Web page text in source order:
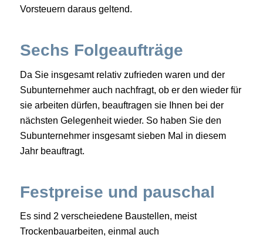
Vorsteuern daraus geltend.
Sechs Folgeaufträge
Da Sie insgesamt relativ zufrieden waren und der
Subunternehmer auch nachfragt, ob er den wieder für
sie arbeiten dürfen, beauftragen sie Ihnen bei der
nächsten Gelegenheit wieder. So haben Sie den
Subunternehmer insgesamt sieben Mal in diesem
Jahr beauftragt.
Festpreise und pauschal
Es sind 2 verscheiedene Baustellen, meist
Trockenbauarbeiten, einmal auch